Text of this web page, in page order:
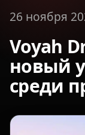
26 ноября
Voyah
новый
среди